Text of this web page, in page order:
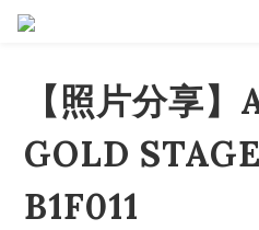
【照片分享】
GOLD
B1F011